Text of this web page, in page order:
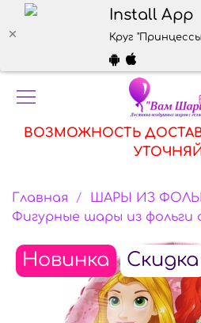
Install App
Круг
ВОЗМОЖНОСТЬ
Главная
ШАРЫ ИЗ
Фигурные шары из фольги
Новинка Скидка